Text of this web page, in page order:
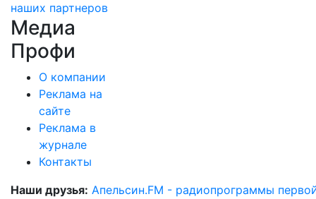
наших партнеров
Медиа
Профи
О компании
Реклама на
сайте
Реклама в
журнале
Контакты
Наши друзья: Апельсин.FM - радиопрограммы